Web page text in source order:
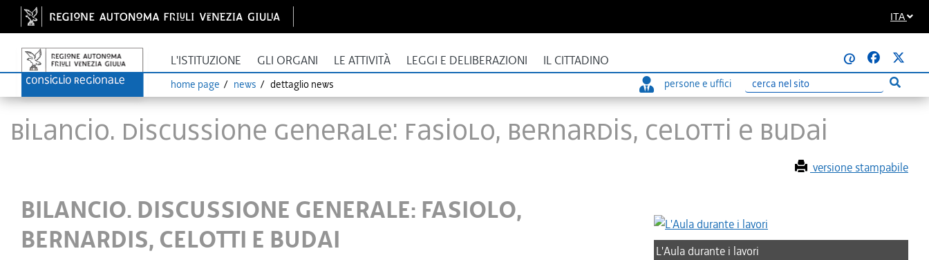
ITA
L'ISTITUZIONE GLI ORGANI LE ATTIVITÀ LEGGI E DELIBERAZIONI IL CITTADINO @
home page news dettaglio news persone e uffici
Ricerca Esegui
BILANCIO. DISCUSSIONE GENERALE: FASIOLO, BERNARDIS, CELOTTI E BUDAI
versione stampabile
BILANCIO. DISCUSSIONE GENERALE: FASIOLO,
BERNARDIS, CELOTTI E BUDAI
L'Aula durante i lavori